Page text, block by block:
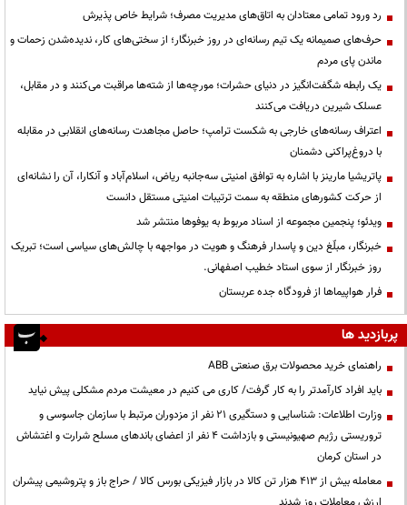
رد ورود تمامی معتادان به اتاق‌های مدیریت مصرف؛ شرایط خاص پذیرش
حرف‌های صمیمانه یک تیم رسانه‌ای در روز خبرنگار؛ از سختی‌های کار، ندیده‌شدن زحمات و
ماندن پای مردم
یک رابطه شگفت‌انگیز در دنیای حشرات؛ مورچه‌ها از شته‌ها مراقبت می‌کنند و در مقابل،
عسلک شیرین دریافت می‌کنند
اعتراف رسانه‌های خارجی به شکست ترامپ؛ حاصل مجاهدت رسانه‌های انقلابی در مقابله
با دروغ‌پراکنی دشمنان
پاتریشیا مارینز با اشاره به توافق امنیتی سه‌جانبه ریاض، اسلام‌آباد و آنکارا، آن را نشانه‌ای
از حرکت کشورهای منطقه به سمت ترتیبات امنیتی مستقل دانست
ویدئو؛ پنجمین مجموعه از اسناد مربوط به یوفوها منتشر شد
خبرنگار، مبلّغ دین و پاسدار فرهنگ و هویت در مواجهه با چالش‌های سیاسی است؛ تبریک
روز خبرنگار از سوی استاد خطیب اصفهانی.
فرار هواپیماها از فرودگاه جده عربستان
پربازدید ها
راهنمای خرید محصولات برق صنعتی ABB
باید افراد کارآمدتر را به کار گرفت/ کاری می کنیم در معیشت مردم مشکلی پیش نیاید
وزارت اطلاعات: شناسایی و دستگیری ۲۱ نفر از مزدوران مرتبط با سازمان جاسوسی و
تروریستی رژیم صهیونیستی و بازداشت ۴ نفر از اعضای باندهای مسلح شرارت و اغتشاش
در استان کرمان
معامله بیش از ۴۱۳ هزار تن کالا در بازار فیزیکی بورس کالا / حراج باز و پتروشیمی پیشران